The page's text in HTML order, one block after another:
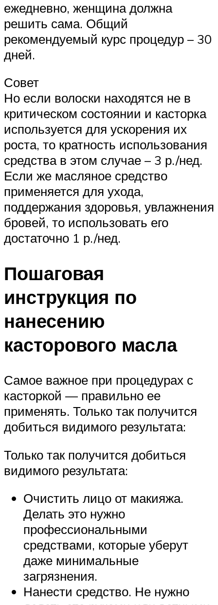
ежедневно, женщина должна
решить сама. Общий
рекомендуемый курс процедур – 30
дней.
Совет
Но если волоски находятся не в
критическом состоянии и касторка
используется для ускорения их
роста, то кратность использования
средства в этом случае – 3 р./нед.
Если же масляное средство
применяется для ухода,
поддержания здоровья, увлажнения
бровей, то использовать его
достаточно 1 р./нед.
Пошаговая
инструкция по
нанесению
касторового масла
Самое важное при процедурах с
касторкой — правильно ее
применять. Только так получится
добиться видимого результата:
Только так получится добиться
видимого результата:
Очистить лицо от макияжа.
Делать это нужно
профессиональными
средствами, которые уберут
даже минимальные
загрязнения.
Нанести средство. Не нужно